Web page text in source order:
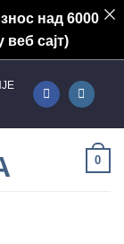
над 6000
сајт)
0